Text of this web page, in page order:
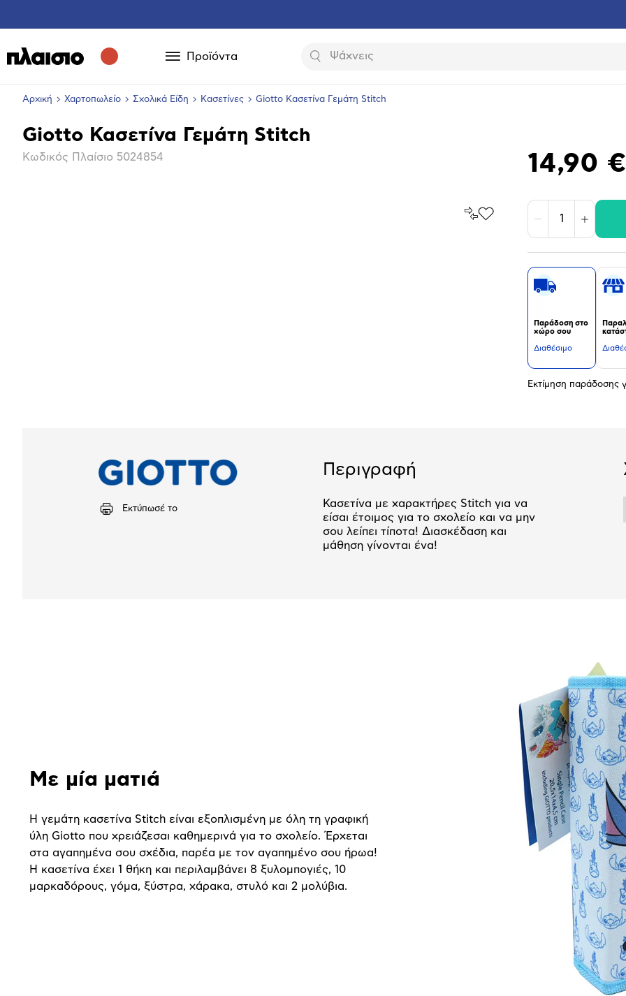
Προϊόντα Αναζήτηση
Αρχική Χαρτοπωλείο Σχολικά Είδη Κασετίνες Giotto Κασετίνα Γεμάτη Stitch
Βασικά
Giotto Κασετίνα Γεμάτη Stitch
Κωδικός Πλαίσιο 5024854
Σύγκρινέ
Προσθήκη
Αγαπημένα
14,90 €
Μείωση Αύξηση
Παράδοση στο
χώρο σου
Διαθέσιμο
Εκτίμηση παράδοσης
Εκτύπωσέ το
Περιγραφή
Κασετίνα με χαρακτήρες Stitch για να
είσαι έτοιμος για το σχολείο και να μην
σου λείπει τίποτα! Διασκέδαση και
μάθηση γίνονται ένα!
Με μία ματιά
Η γεμάτη κασετίνα Stitch είναι εξοπλισμένη με όλη τη γραφική
ύλη Giotto που χρειάζεσαι καθημερινά για το σχολείο. Έρχεται
στα αγαπημένα σου σχέδια, παρέα με τον αγαπημένο σου ήρωα!
Η κασετίνα έχει 1 θήκη και περιλαμβάνει 8 ξυλομπογιές, 10
μαρκαδόρους, γόμα, ξύστρα, χάρακα, στυλό και 2 μολύβια.